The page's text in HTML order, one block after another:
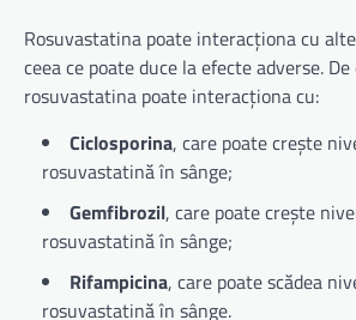
Rosuvastatina poate interacționa cu
ceea ce poate duce la efecte adverse.
rosuvastatina poate interacționa cu:
Ciclosporina, care poate crește
rosuvastatină în sânge;
Gemfibrozil, care poate crește
rosuvastatină în sânge;
Rifampicina, care poate scădea
rosuvastatină în sânge.